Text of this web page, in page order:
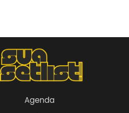
Agenda